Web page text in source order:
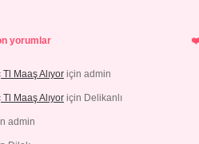
yorumlar
Maaş Alıyor için admin
Maaş Alıyor için Delikanlı
admin